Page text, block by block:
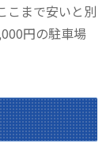
こまで安いと別
円の駐車場